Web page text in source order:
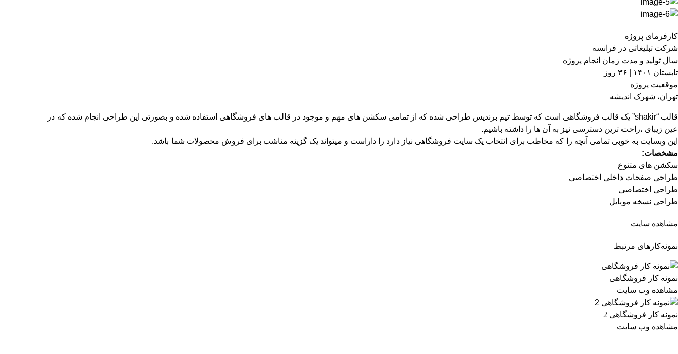
کارفرمای پروژه
شرکت تبلیغاتی در فرانسه
سال تولید و مدت زمان انجام پروژه
تابستان ۱۴۰۱ | ۳۶ روز
موقعیت پروژه
تهران، شهرک اندیشه
قالب “shakir” یک قالب فروشگاهی است که توسط تیم برندیس طراحی شده که از تمامی سکشن های مهم و موجود در قالب های فروشگاهی استفاده شده و بصورتی این طراحی انجام شده که در
عین زیبای ،راحت ترین دسترسی نیز به آن ها را داشته باشیم.
این وبسایت به خوبی تمامی آنچه را که مخاطب برای انتخاب یک سایت فروشگاهی نیاز دارد را داراست و میتواند یک گزینه مناشب برای فروش محصولات شما باشد.
مشخصات:
سکشن های متنوع
طراحی صفحات داخلی اختصاصی
طراحی اختصاصی
طراحی نسخه موبایل
مشاهده سایت
نمونه‌کارهای مرتبط
نمونه کار فروشگاهی
مشاهده وب سایت
نمونه کار فروشگاهی 2
مشاهده وب سایت